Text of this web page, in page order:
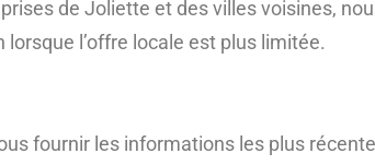
de Joliette et des villes voisines,
l’offre locale est plus limitée.
fournir les informations les plus